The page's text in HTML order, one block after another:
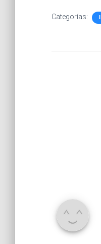
Categorías: